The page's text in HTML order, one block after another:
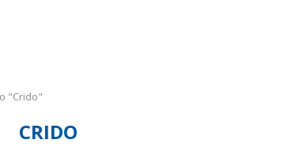
"Crido"
CRIDO